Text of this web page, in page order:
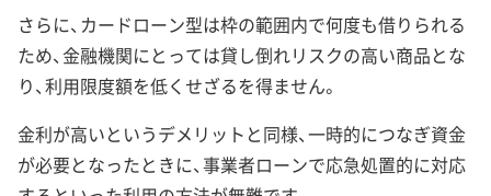
さらに、カードローン型は枠の範囲内で何度も借りられる
ため、金融機関にとっては貸し倒れリスクの高い商品とな
り、利用限度額を低くせざるを得ません。
金利が高いというデメリットと同様、一時的につなぎ資金
が必要となったときに、事業者ローンで応急処置的に対応